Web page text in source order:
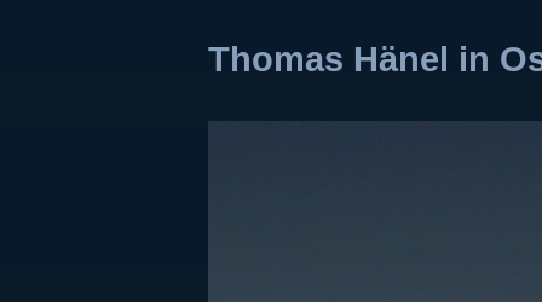
Thomas Hänel in